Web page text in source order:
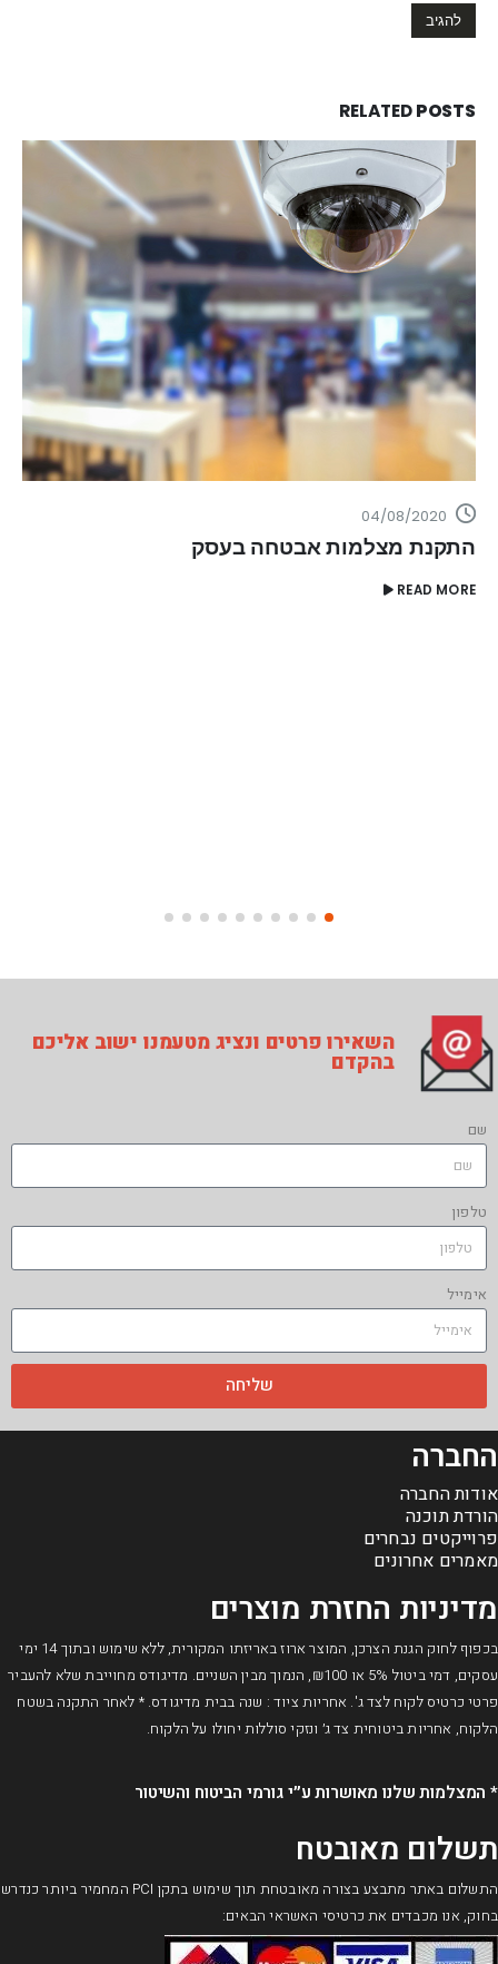
RELATEDPOSTS
26/01/2021
מצלמות אבטחה לבית
השאירו פרטים ונציג מטעמנו ישוב אליכם
בהקדם
שם
טלפון
אימייל
שליחה
החברה
אודות החברה
הורדת תוכנה
פרוייקטים נבחרים
מאמרים אחרונים
מדיניות החזרת מוצרים
בכפוף לחוק הגנת הצרכן, המוצר ארוז באריזתו המקורית, ללא שימוש ובתוך 14 ימי
עסקים, דמי ביטול 5% או ₪100, הנמוך מבין השניים. מדיגודס מחוייבת שלא להעביר
פרטי כרטיס לקוח לצד ג'. אחריות ציוד : שנה בבית מדיגודס. * לאחר התקנה בשטח
הלקוח, אחריות ביטוחית צד ג׳ ונזקי סוללות יחולו על הלקוח.
* המצלמות שלנו מאושרות ע״י גורמי הביטוח והשיטור​
תשלום מאובטח
התשלום באתר מתבצע בצורה מאובטחת תוך שימוש בתקן PCI המחמיר ביותר כנדרש
בחוק, אנו מכבדים את כרטיסי האשראי הבאים: